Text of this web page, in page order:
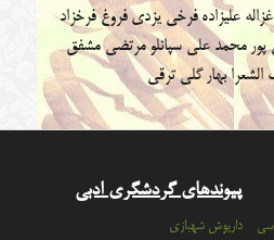
غزاله علیزادهفرخی یزدیفروغ فرخزاد
محمد علی سپانلومرتضی مشفق
بهار گلی ترقی
پیوندهای گردشگری ادبی
داریوش شهبازی